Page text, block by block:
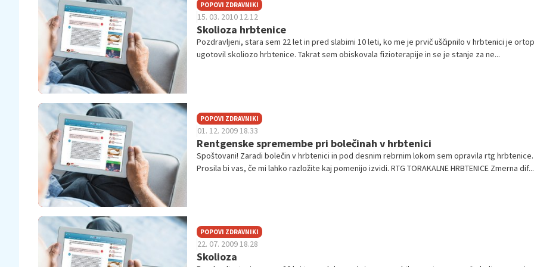
POPOVI ZDRAVNIKI
15. 03. 2010 12.12
Skolioza hrbtenice
Pozdravljeni, stara sem 22 let in pred slabimi 10 leti, ko me je prvič uščipnilo v hrbtenici je
ugotovil skoliozo hrbtenice. Takrat sem obiskovala fizioterapije in se je stanje za ne...
POPOVI ZDRAVNIKI
01. 12. 2009 18.33
Rentgenske spremembe pri bolečinah v hrbtenici
Spoštovani! Zaradi bolečin v hrbtenici in pod desnim rebrnim lokom sem opravila rtg hrbtenice.
Prosila bi vas, če mi lahko razložite kaj pomenijo izvidi. RTG TORAKALNE HRBTENICE Zmerna dif...
POPOVI ZDRAVNIKI
22. 07. 2009 18.28
Skolioza